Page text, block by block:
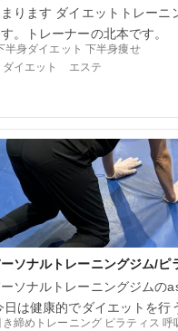
ります ダイエットトレーニ
。トレーナーの北本です。
半身ダイエット 下半身痩せ
イエット エステ
ソナルトレーニングジム/ピ
ソナルトレーニングジムの
日は健康的でダイエットを行
締めトレーニング ピラティス 呼